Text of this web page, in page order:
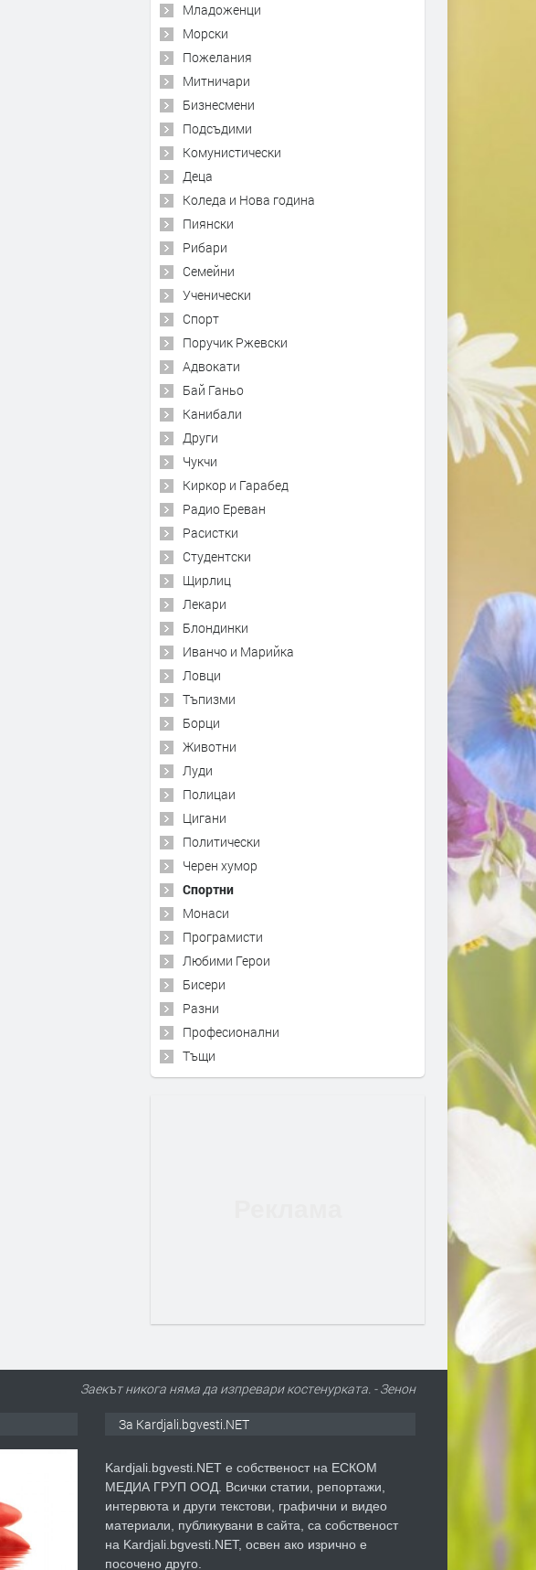
Младоженци
Морски
Пожелания
Митничари
Бизнесмени
Подсъдими
Комунистически
Деца
Коледа и Нова година
Пиянски
Рибари
Семейни
Ученически
Спорт
Поручик Ржевски
Адвокати
Бай Ганьо
Канибали
Други
Чукчи
Киркор и Гарабед
Радио Ереван
Расистки
Студентски
Щирлиц
Лекари
Блондинки
Иванчо и Марийка
Ловци
Тъпизми
Борци
Животни
Луди
Полицаи
Цигани
Политически
Черен хумор
Спортни
Монаси
Програмисти
Любими Герои
Бисери
Разни
Професионални
Тъщи
Заекът никога няма да изпревари костенурката. - Зенон
За Kardjali.bgvesti.NET
Kardjali.bgvesti.NET е собственост на ЕСКОМ
МЕДИА ГРУП ООД. Всички статии, репортажи,
интервюта и други текстови, графични и видео
материали, публикувани в сайта, са собственост
на Kardjali.bgvesti.NET, освен ако изрично е
посочено друго.